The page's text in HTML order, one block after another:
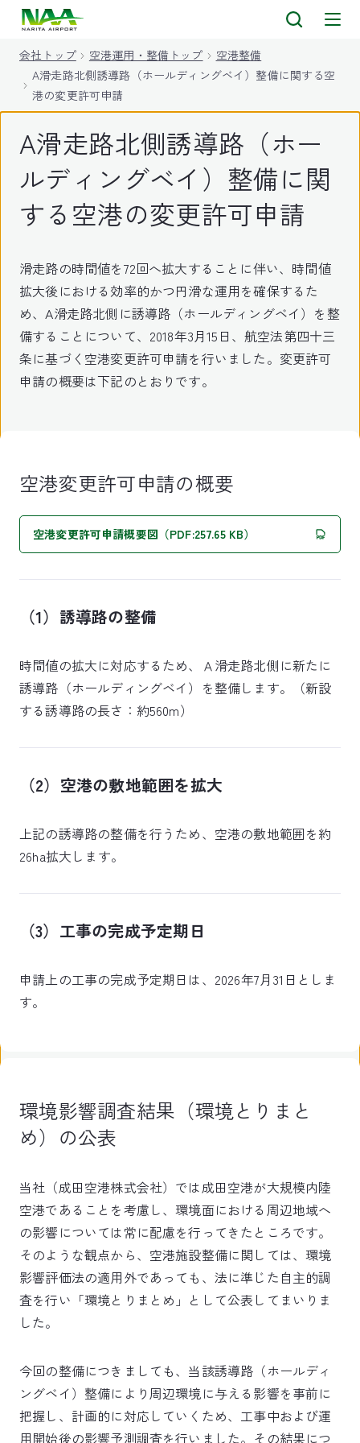
会社トップ 空港運用・整備トップ
空港整備
A滑走路北側誘導路（ホールディングベイ）整備に関する空
港の変更許可申請
A滑走路北側誘導路（ホー
ルディングベイ）整備に関
する空港の変更許可申請
滑走路の時間値を72回へ拡大することに伴い、時間値
拡大後における効率的かつ円滑な運用を確保するた
め、A滑走路北側に誘導路（ホールディングベイ）を整
備することについて、2018年3月15日、航空法第四十三
条に基づく空港変更許可申請を行いました。変更許可
申請の概要は下記のとおりです。
空港変更許可申請の概要
空港変更許可申請概要図（PDF:257.65 KB）
（1）誘導路の整備
時間値の拡大に対応するため、Ａ滑走路北側に新たに
誘導路（ホールディングベイ）を整備します。（新設
する誘導路の長さ：約560m）
（2）空港の敷地範囲を拡大
上記の誘導路の整備を行うため、空港の敷地範囲を約
26ha拡大します。
（3）工事の完成予定期日
申請上の工事の完成予定期日は、2026年7月31日としま
す。
環境影響調査結果（環境とりまと
め）の公表
当社（成田空港株式会社）では成田空港が大規模内陸
空港であることを考慮し、環境面における周辺地域へ
の影響については常に配慮を行ってきたところです。
そのような観点から、空港施設整備に関しては、環境
影響評価法の適用外であっても、法に準じた自主的調
査を行い「環境とりまとめ」として公表してまいりま
した。
今回の整備につきましても、当該誘導路（ホールディ
ングベイ）整備により周辺環境に与える影響を事前に
把握し、計画的に対応していくため、工事中および運
用開始後の影響予測調査を行いました。その結果につ